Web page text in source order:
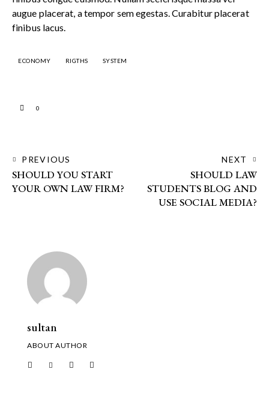
augue placerat, a tempor sem egestas. Curabitur placerat
finibus lacus.
ECONOMY RIGTHS SYSTEM
0
PREVIOUS
SHOULD YOU START
YOUR OWN LAW FIRM?
NEXT
SHOULD LAW
STUDENTS BLOG AND
USE SOCIAL MEDIA?
sultan
ABOUT AUTHOR